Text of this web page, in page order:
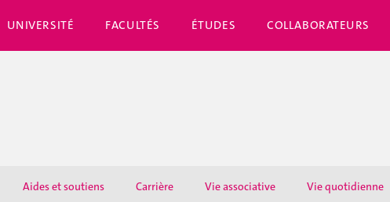
UNIVERSITÉ FACULTÉS ÉTUDES COLLABORATEURS
Aides et soutiens Carrière Vie associative Vie quotidienne